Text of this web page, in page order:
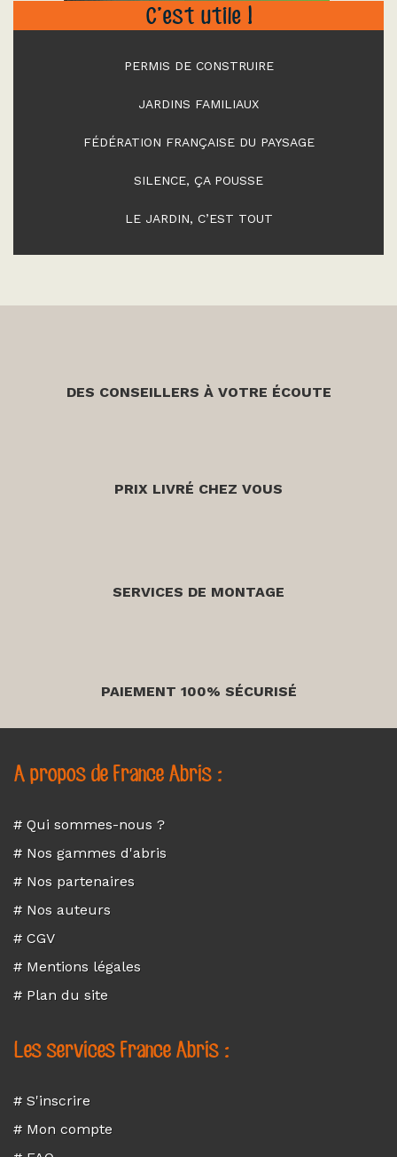
C’est utile !
PERMIS DE CONSTRUIRE
JARDINS FAMILIAUX
FÉDÉRATION FRANÇAISE DU PAYSAGE
SILENCE, ÇA POUSSE
LE JARDIN, C’EST TOUT
DES CONSEILLERS À VOTRE ÉCOUTE
PRIX LIVRÉ CHEZ VOUS
SERVICES DE MONTAGE
PAIEMENT 100% SÉCURISÉ
A propos de France Abris :
# Qui sommes-nous ?
# Nos gammes d'abris
# Nos partenaires
# Nos auteurs
# CGV
# Mentions légales
# Plan du site
Les services France Abris :
# S'inscrire
# Mon compte